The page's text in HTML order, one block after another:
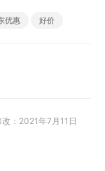
优惠 好价
：2021年7月11日